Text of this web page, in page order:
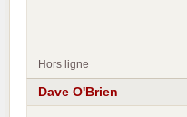
Hors ligne
Dave O'Brien